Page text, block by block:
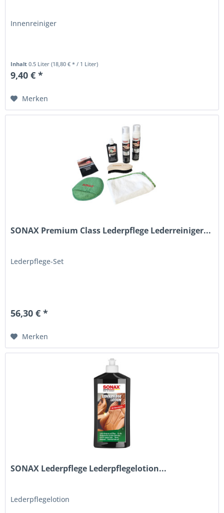
Innenreiniger
Inhalt0.5 Liter(18,80 € * / 1 Liter)
9,40 € *
Merken
SONAX Premium Class Lederpflege Lederreiniger...
Lederpflege-Set
56,30 € *
Merken
SONAX Lederpflege Lederpflegelotion...
Lederpflegelotion